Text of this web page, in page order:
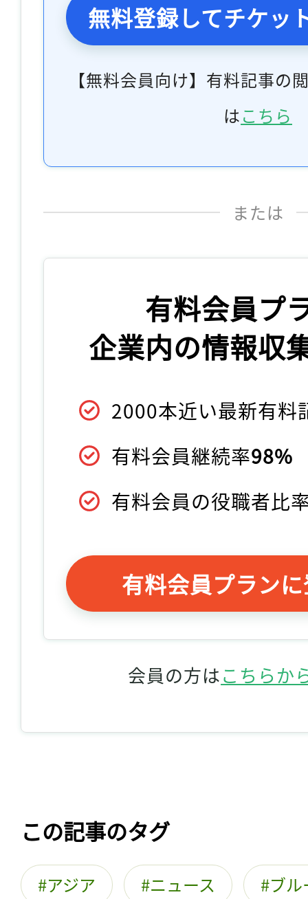
無料登録してチケッ
【無料会員向け】有料記事の
はこちら
または
有料会員プ
企業内の情報収
2000本近い最新有料
有料会員継続率98%
有料会員の役職者比
有料会員プラン
会員の方はこちらか
この記事のタグ
アジア ニュース ブ